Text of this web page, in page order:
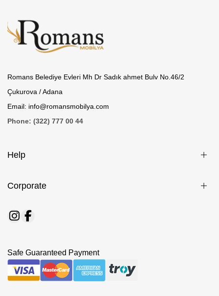
Romans Belediye Evleri Mh Dr Sadık ahmet Bulv No.46/2
Çukurova / Adana
Email: info@romansmobilya.com
Phone: (322) 777 00 44
Help
Corporate
Safe Guaranteed Payment